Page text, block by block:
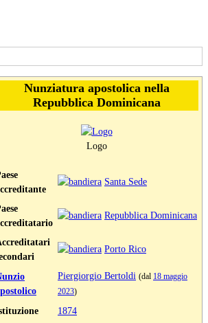
Nunziatura apostolica nella
Repubblica Dominicana
Logo
Santa Sede
Repubblica Dominicana
Porto Rico
Piergiorgio Bertoldi (dal 18 maggio
2023)
1874